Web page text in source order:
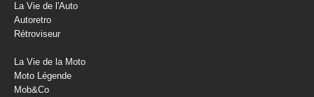
La Vie de l'Auto
Autoretro
Rétroviseur
La Vie de la Moto
Moto Légende
Mob&Co